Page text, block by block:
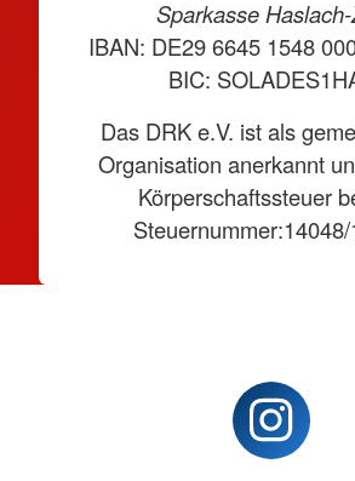
Sparkasse
IBAN: DE29 6645 1548
BIC:
Das DRK e.V. ist als
Organisation anerkannt
Körperschaftssteuer